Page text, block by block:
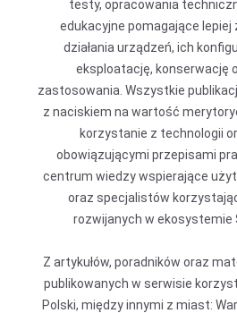
testy, opracowania
edukacyjne pomagające
działania urządzeń, ich
eksploatację, konserwację
zastosowania. Wszystkie
z naciskiem na wartość
korzystanie z technologii
obowiązującymi przepisami
centrum wiedzy wspierające
oraz specjalistów
rozwijanych w ekosystemie
Z artykułów, poradników oraz
publikowanych w serwisie
Polski, między innymi z miast: